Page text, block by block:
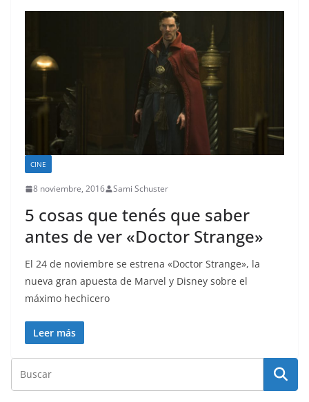
CINE
8 noviembre, 2016 Sami Schuster
5 cosas que tenés que saber
antes de ver «Doctor Strange»
El 24 de noviembre se estrena «Doctor Strange», la
nueva gran apuesta de Marvel y Disney sobre el
máximo hechicero
Leer más